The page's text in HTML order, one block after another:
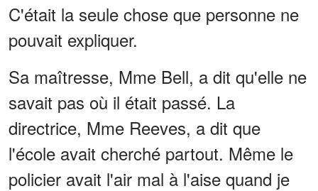
C'était la seule chose que personne ne
pouvait expliquer.
Sa maîtresse, Mme Bell, a dit qu'elle ne
savait pas où il était passé. La
directrice, Mme Reeves, a dit que
l'école avait cherché partout. Même le
policier avait l'air mal à l'aise quand je